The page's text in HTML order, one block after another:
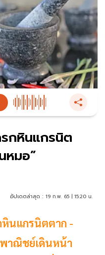
กหินแกรนิต
หมอ”
อัปเดตล่าสุด : 19 ก.พ. 65 | 15:20 น.
หินแกรนิตตาก -
าณิชย์เดินหน้า